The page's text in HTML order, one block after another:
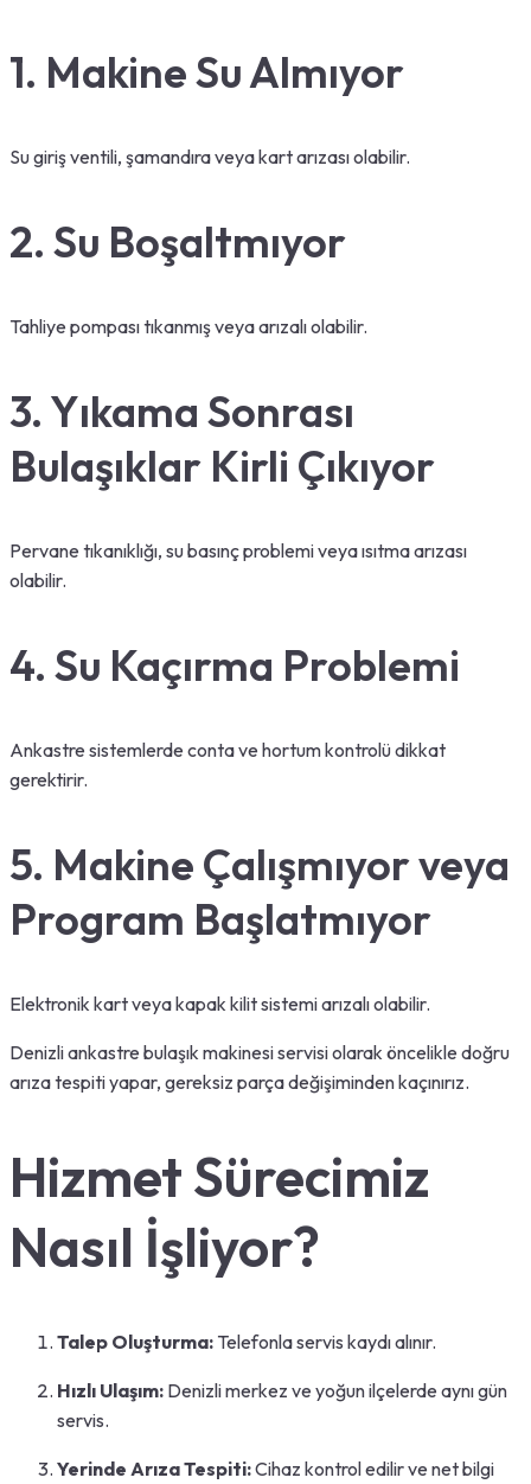
1. Makine Su Almıyor
Su giriş ventili, şamandıra veya kart arızası olabilir.
2. Su Boşaltmıyor
Tahliye pompası tıkanmış veya arızalı olabilir.
3. Yıkama Sonrası
Bulaşıklar Kirli Çıkıyor
Pervane tıkanıklığı, su basınç problemi veya ısıtma arızası
olabilir.
4. Su Kaçırma Problemi
Ankastre sistemlerde conta ve hortum kontrolü dikkat
gerektirir.
5. Makine Çalışmıyor veya
Program Başlatmıyor
Elektronik kart veya kapak kilit sistemi arızalı olabilir.
Denizli ankastre bulaşık makinesi servisi olarak öncelikle doğru
arıza tespiti yapar, gereksiz parça değişiminden kaçınırız.
Hizmet Sürecimiz
Nasıl İşliyor?
Talep Oluşturma: Telefonla servis kaydı alınır.
Hızlı Ulaşım: Denizli merkez ve yoğun ilçelerde aynı gün
servis.
Yerinde Arıza Tespiti:Cihaz kontrol edilir ve net bilgi